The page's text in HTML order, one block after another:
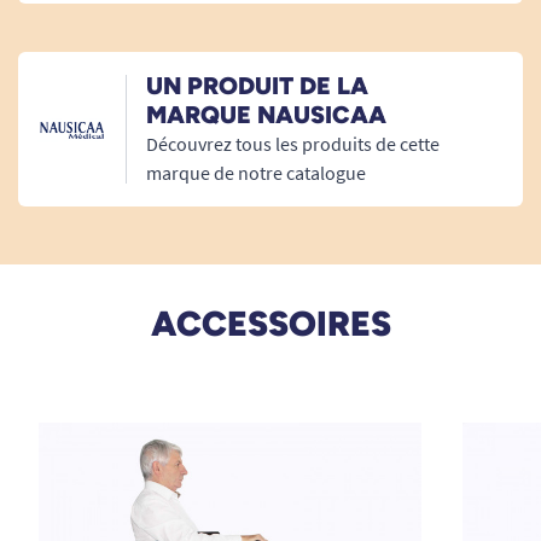
En stockage plié debout :
Profondeur : 49 cm.
Hauteur : 110 cm.
Hauteur Hors Tout 91 cm
Type D'écartement Fixe
Garde Au Sol 4 cm
UN PRODUIT DE LA
MARQUE NAUSICAA
Découvrez tous les produits de cette
marque de notre catalogue
ACCESSOIRES